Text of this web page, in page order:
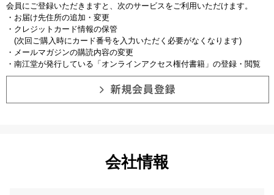
会員にご登録いただきますと、次のサービスをご利用いただけます。
・お届け先住所の追加・変更
・クレジットカード情報の保管
(次回ご購入時にカード番号を入力いただく必要がなくなります)
・メールマガジンの購読内容の変更
・南江堂が発行している「オンラインアクセス権付書籍」の登録・閲覧
会社情報